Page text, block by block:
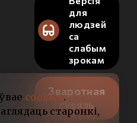
для
людзей
са
слабым
зрокам
Зваротная
сувязь
cookies.
старонкі,